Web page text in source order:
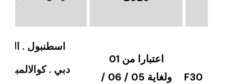
F30
اعتبارا من 01
ولغاية 05 / 06 /
اسطنبول .
دبي .